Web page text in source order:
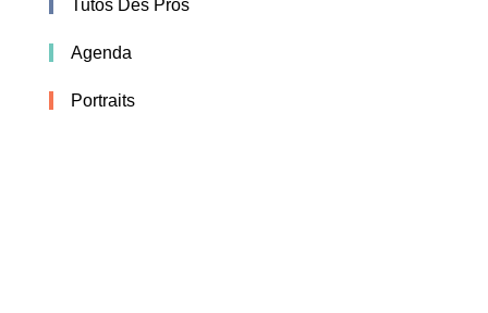
Tutos Des Pros
Agenda
Portraits